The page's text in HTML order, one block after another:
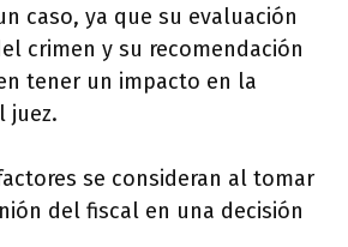
caso, ya que su evaluación
crimen y su recomendación
tener un impacto en la
juez.
se consideran al tomar
del fiscal en una decisión